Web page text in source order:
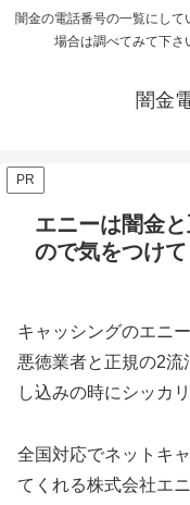
闇金の電話番号の一覧にし
場合は調べてみて下さ
闇金
PR
エニーは闇金
ので気をつけ
キャッシングのエニ
悪徳業者と正規の2
し込みの時にシッカ
全国対応でネットキ
てくれる株式会社エ